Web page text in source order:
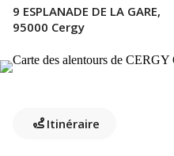
9 ESPLANADE DE LA GARE,
95000 Cergy
Itinéraire